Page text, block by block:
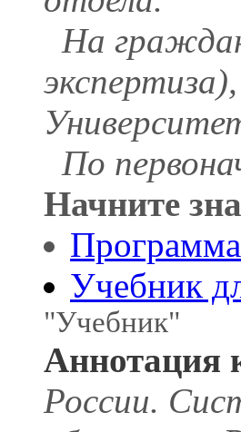
На
По
Начните
Учебник
"Учебник"
Аннотация
России.